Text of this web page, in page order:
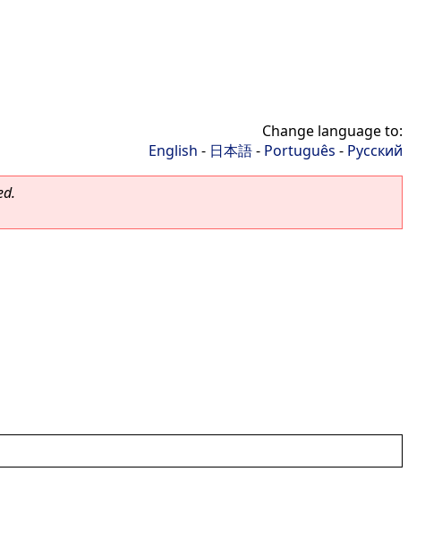
Change language to:
English - 日本語- Português - Русский